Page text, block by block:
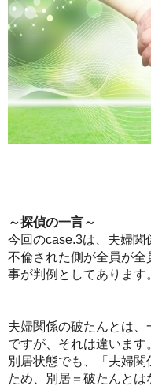
～探偵の一言～
今回のcase.3は、夫婦関
不倫された側が全員が全
事が判例としてあります
夫婦関係の破たんとは
ですが、それは違います
別居状態でも、「夫婦
ため、別居＝破たんとは